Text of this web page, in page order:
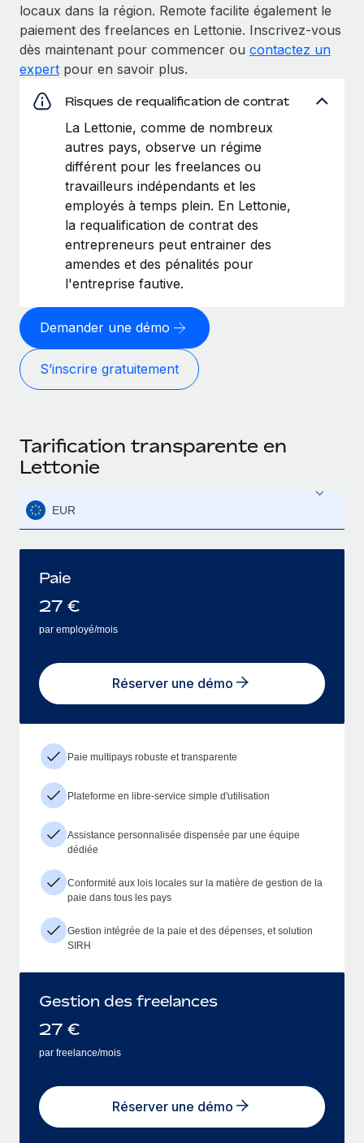
locaux dans la région. Remote facilite également le
paiement des freelances en Lettonie. Inscrivez-vous
dès maintenant pour commencer ou contactez un
expert pour en savoir plus.
Risques de requalification de contrat
La Lettonie, comme de nombreux
autres pays, observe un régime
différent pour les freelances ou
travailleurs indépendants et les
employés à temps plein. En Lettonie,
la requalification de contrat des
entrepreneurs peut entrainer des
amendes et des pénalités pour
l'entreprise fautive.
Demander une démo
S’inscrire gratuitement
Tarification transparente en
Lettonie
EUR
Paie
27 €
par employé/mois
Réserver une démo
Paie multipays robuste et transparente
Plateforme en libre-service simple d'utilisation
Assistance personnalisée dispensée par une équipe
dédiée
Conformité aux lois locales sur la matière de gestion de la
paie dans tous les pays
Gestion intégrée de la paie et des dépenses, et solution
SIRH
Gestion des freelances
27 €
par freelance/mois
Réserver une démo